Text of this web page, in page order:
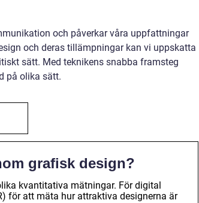
och påverkar våra uppfattningar
och deras tillämpningar kan vi uppskatta
sätt. Med teknikens snabba framsteg
på olika sätt.
grafisk design?
kvantitativa mätningar. För digital
för att mäta hur attraktiva designerna är